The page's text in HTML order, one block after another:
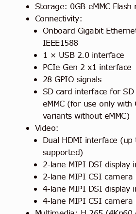
Storage: 0GB eMMC
Connectivity:
Onboard Gigabit
IEEE1588
1 × USB 2.0 interface
PCIe Gen 2 x1 interface
28 GPIO signals
SD card interface for
eMMC (for use only with
variants without eMMC)
Video:
Dual HDMI interface (up
supported)
2-lane MIPI DSI display
2-lane MIPI CSI camera
4-lane MIPI DSI display
4-lane MIPI CSI camera